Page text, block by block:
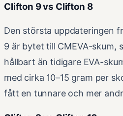
Clifton 9 vs Clifton 8
Den största uppdateringen
9 är bytet till CMEVA-skum,
hållbart än tidigare EVA-
med cirka 10–15 gram per
fått en tunnare och mer